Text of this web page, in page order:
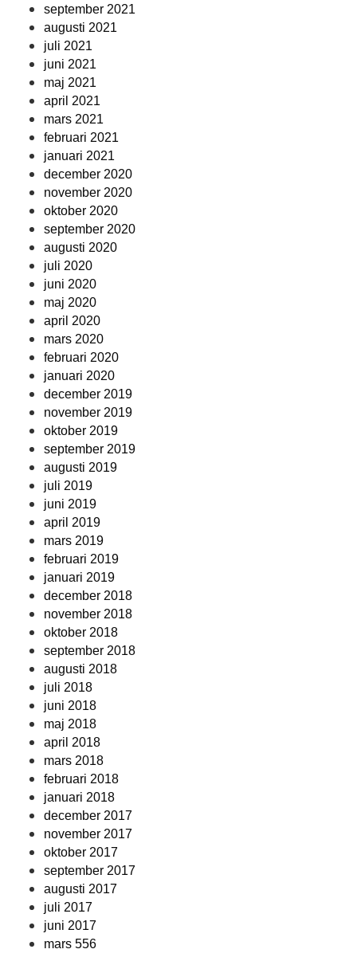
september 2021
augusti 2021
juli 2021
juni 2021
maj 2021
april 2021
mars 2021
februari 2021
januari 2021
december 2020
november 2020
oktober 2020
september 2020
augusti 2020
juli 2020
juni 2020
maj 2020
april 2020
mars 2020
februari 2020
januari 2020
december 2019
november 2019
oktober 2019
september 2019
augusti 2019
juli 2019
juni 2019
april 2019
mars 2019
februari 2019
januari 2019
december 2018
november 2018
oktober 2018
september 2018
augusti 2018
juli 2018
juni 2018
maj 2018
april 2018
mars 2018
februari 2018
januari 2018
december 2017
november 2017
oktober 2017
september 2017
augusti 2017
juli 2017
juni 2017
mars 556